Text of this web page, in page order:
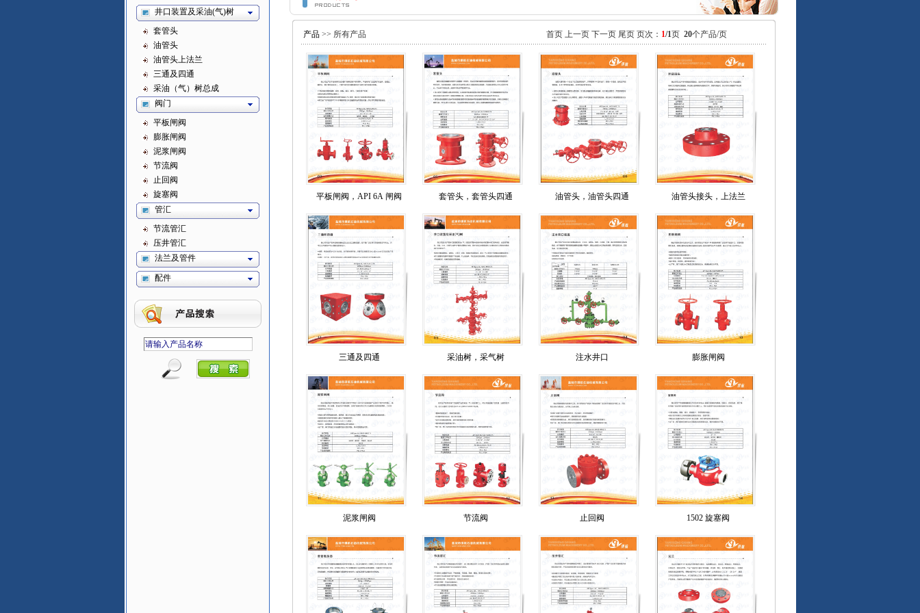
井口装置及采油(气)树
套管头
油管头
油管头上法兰
三通及四通
采油（气）树总成
阀门
平板闸阀
膨胀闸阀
泥浆闸阀
节流阀
止回阀
旋塞阀
管汇
节流管汇
压井管汇
法兰及管件
配件
产品>> 所有产品 首页 上一页 下一页 尾页 页次： 1/1页 20个产品/页
平板闸阀，API 6A 闸阀 套管头，套管头四通 油管头，油管头四通 油管头接头，上法兰
三通及四通 采油树，采气树 注水井口 膨胀闸阀
泥浆闸阀 节流阀 止回阀 1502 旋塞阀